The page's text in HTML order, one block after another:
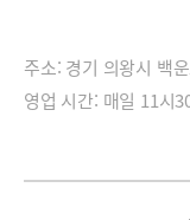
주소: 경기 의왕시 백
영업 시간: 매일 11시